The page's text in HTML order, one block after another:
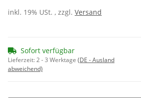
inkl. 19% USt. , zzgl. Versand
Sofort verfügbar
Lieferzeit:2 - 3 Werktage (DE - Ausland
abweichend)